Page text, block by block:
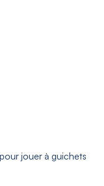
jouer à guichets